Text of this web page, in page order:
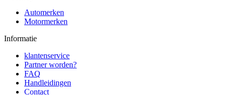
Automerken
Motormerken
Informatie
klantenservice
Partner worden?
FAQ
Handleidingen
Contact